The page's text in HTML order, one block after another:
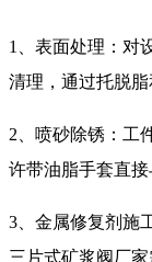
1、表面处理：对
清理，通过托脱
2、喷砂除锈：工
许带油脂手套直接
3、金属修复剂施
三片式矿浆阀厂